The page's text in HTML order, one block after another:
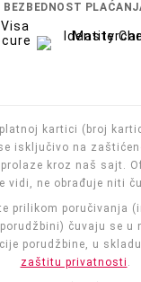
BEZBEDNOST
kartici (broj
isključivo na
kroz naš sajt.
vidi, ne obrađuje niti
prilikom poručivanja
čuvaju se u
porudžbine, u
zaštitu privatnosti .